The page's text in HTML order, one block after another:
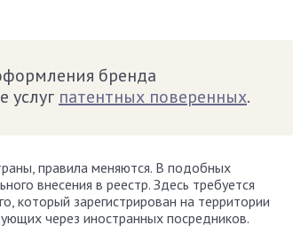
бренда
услуг патентных поверенных.
правила меняются. В подобных
внесения в реестр. Здесь требуется
который зарегистрирован на территории
через иностранных посредников.
Алена Демидова